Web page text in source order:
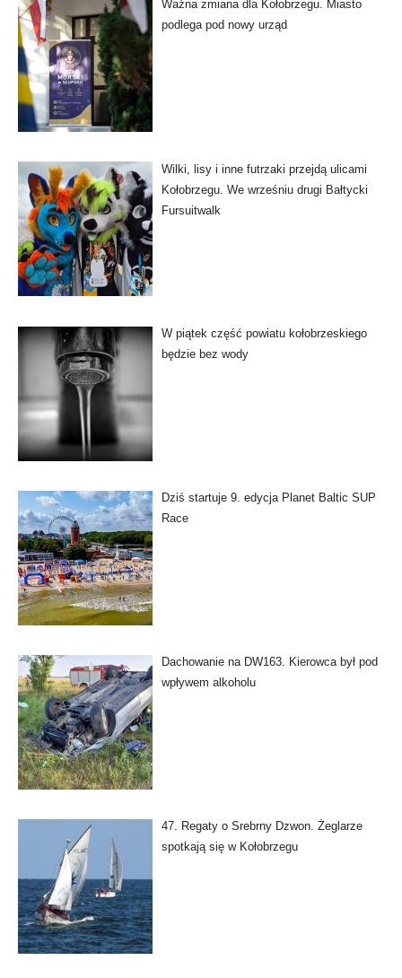
Ważna zmiana dla Kołobrzegu. Miasto
podlega pod nowy urząd
Wilki, lisy i inne futrzaki przejdą ulicami
Kołobrzegu. We wrześniu drugi Bałtycki
Fursuitwalk
W piątek część powiatu kołobrzeskiego
będzie bez wody
Dziś startuje 9. edycja Planet Baltic SUP
Race
Dachowanie na DW163. Kierowca był pod
wpływem alkoholu
47. Regaty o Srebrny Dzwon. Żeglarze
spotkają się w Kołobrzegu